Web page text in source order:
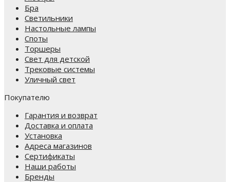
Бра
Светильники
Настольные лампы
Споты
Торшеры
Свет для детской
Трековые системы
Уличный свет
Покупателю
Гарантия и возврат
Доставка и оплата
Установка
Адреса магазинов
Сертификаты
Наши работы
Бренды